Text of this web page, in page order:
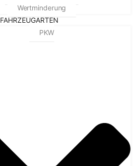
Wertminderung
FAHRZEUGARTEN
PKW